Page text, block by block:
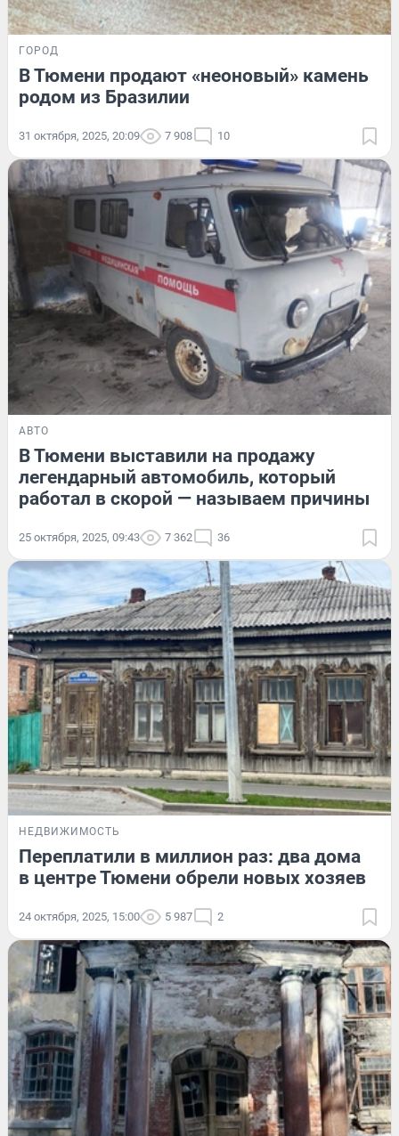
ГОРОД
В Тюмени продают «неоновый» камень
родом из Бразилии
31 октября, 2025, 20:09 7 908 10
АВТО
В Тюмени выставили на продажу
легендарный автомобиль, который
работал в скорой — называем причины
25 октября, 2025, 09:43 7 362 36
НЕДВИЖИМОСТЬ
Переплатили в миллион раз: два дома
в центре Тюмени обрели новых хозяев
24 октября, 2025, 15:00 5 987 2